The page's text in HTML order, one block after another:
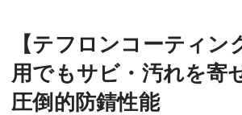
【テフロンコーティン
用でもサビ・汚れを寄
圧倒的防錆性能